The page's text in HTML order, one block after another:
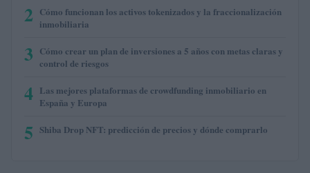
2 Cómo funcionan los activos tokenizados y la fraccionalización
inmobiliaria
3 Cómo crear un plan de inversiones a 5 años con metas claras y
control de riesgos
4 Las mejores plataformas de crowdfunding inmobiliario en
España y Europa
5 Shiba Drop NFT: predicción de precios y dónde comprarlo